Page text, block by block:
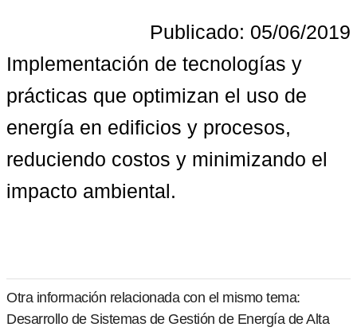
Publicado: 05/06/2019
Implementación de tecnologías y
prácticas que optimizan el uso de
energía en edificios y procesos,
reduciendo costos y minimizando el
impacto ambiental.
Otra información relacionada con el mismo tema:
Desarrollo de Sistemas de Gestión de Energía de Alta